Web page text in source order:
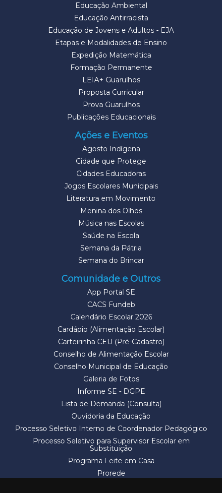
Educação Ambiental
Educação Antirracista
Educação de Jovens e Adultos - EJA
Etapas e Modalidades de Ensino
Expedição Matemática
Formação Permanente
LEIA+ Guarulhos
Proposta Curricular
Prova Guarulhos
Publicações Educacionais
Ações e Eventos
Agosto Indígena
Cidade que Protege
Cidades Educadoras
Jogos Escolares Municipais
Literatura em Movimento
Menina dos Olhos
Música nas Escolas
Saúde na Escola
Semana da Pátria
Semana do Brincar
Comunidade e Outros
App Portal SE
CACS Fundeb
Calendário Escolar 2026
Cardápio (Alimentação Escolar)
Carteirinha CEU (Pré-Cadastro)
Conselho de Alimentação Escolar
Conselho Municipal de Educação
Galeria de Fotos
Informe SE - DGPE
Lista de Demanda (Consulta)
Ouvidoria da Educação
Processo Seletivo Interno de Coordenador Pedagógico
Processo Seletivo para Supervisor Escolar em
Substituição
Programa Leite em Casa
Prorede